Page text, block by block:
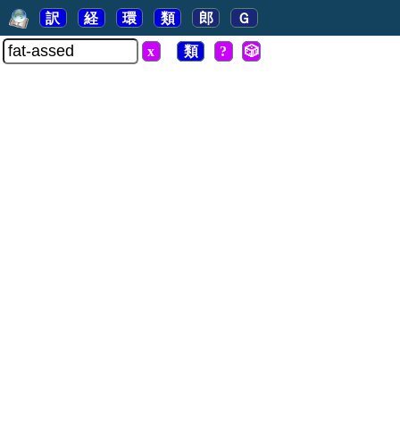
訳 経 環 類 郎 Ｇ
x 類 ? 🎲